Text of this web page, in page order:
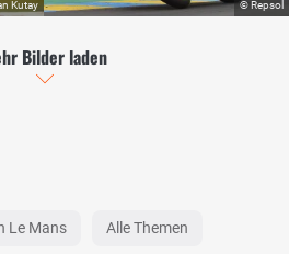
Bilder laden
Le Mans Alle Themen